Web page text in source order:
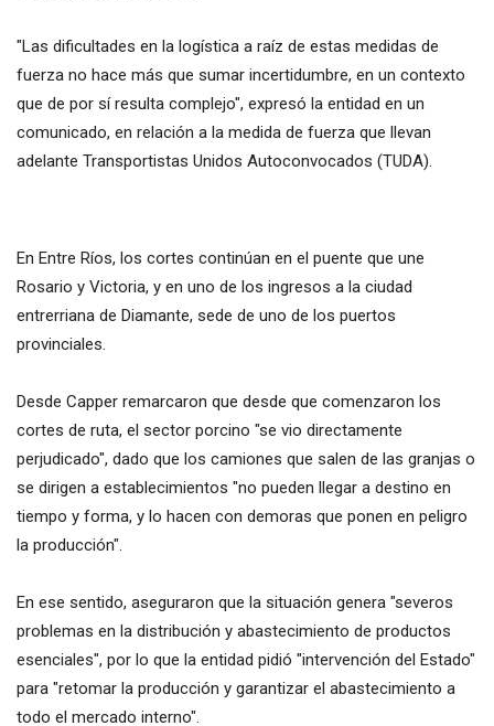
"Las dificultades en la logística a raíz de estas medidas de
fuerza no hace más que sumar incertidumbre, en un contexto
que de por sí resulta complejo", expresó la entidad en un
comunicado, en relación a la medida de fuerza que llevan
adelante Transportistas Unidos Autoconvocados (TUDA).
En Entre Ríos, los cortes continúan en el puente que une
Rosario y Victoria, y en uno de los ingresos a la ciudad
entrerriana de Diamante, sede de uno de los puertos
provinciales.
Desde Capper remarcaron que desde que comenzaron los
cortes de ruta, el sector porcino "se vio directamente
perjudicado", dado que los camiones que salen de las granjas o
se dirigen a establecimientos "no pueden llegar a destino en
tiempo y forma, y lo hacen con demoras que ponen en peligro
la producción".
En ese sentido, aseguraron que la situación genera "severos
problemas en la distribución y abastecimiento de productos
esenciales", por lo que la entidad pidió "intervención del Estado"
para "retomar la producción y garantizar el abastecimiento a
todo el mercado interno".